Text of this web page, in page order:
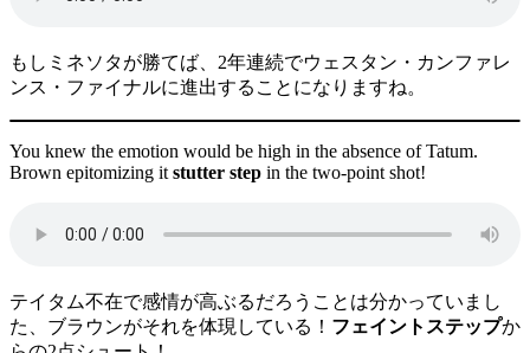
もしミネソタが勝てば、2年連続でウェスタン・カンファレ
ンス・ファイナルに進出することになりますね。
You knew the emotion would be high in the absence of Tatum.
Brown epitomizing it stutter step in the two-point shot!
テイタム不在で感情が高ぶるだろうことは分かっていまし
た、ブラウンがそれを体現している！ フェイントステップか